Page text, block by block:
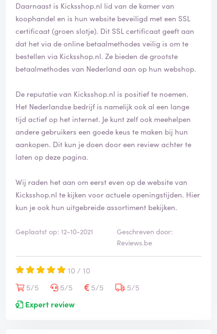
Daarnaast is Kicksshop.nl lid van de kamer van
koophandel en is hun website beveiligd met een SSL
certificaat (groen slotje). Dit SSL certificaat geeft aan
dat het via de online betaalmethodes veilig is om te
bestellen via Kicksshop.nl. Ze bieden de grootste
betaalmethodes van Nederland aan op hun webshop.
De reputatie van Kicksshop.nl is positief te noemen.
Het Nederlandse bedrijf is namelijk ook al een lange
tijd actief op het internet. Je kunt zelf ook meehelpen
andere gebruikers een goede keus te maken bij hun
aankopen. Dit kun je doen door een review achter te
laten op deze pagina.
Wij raden het aan om eerst even op de website van
Kicksshop.nl te kijken voor actuele openingstijden. Hier
kun je ook hun uitgebreide assortiment bekijken.
Geplaatst op: 12-10-2021
Geschreven door:
Reviews.be
10 / 10
5/5
5/5 5/5
5/5
Expert review